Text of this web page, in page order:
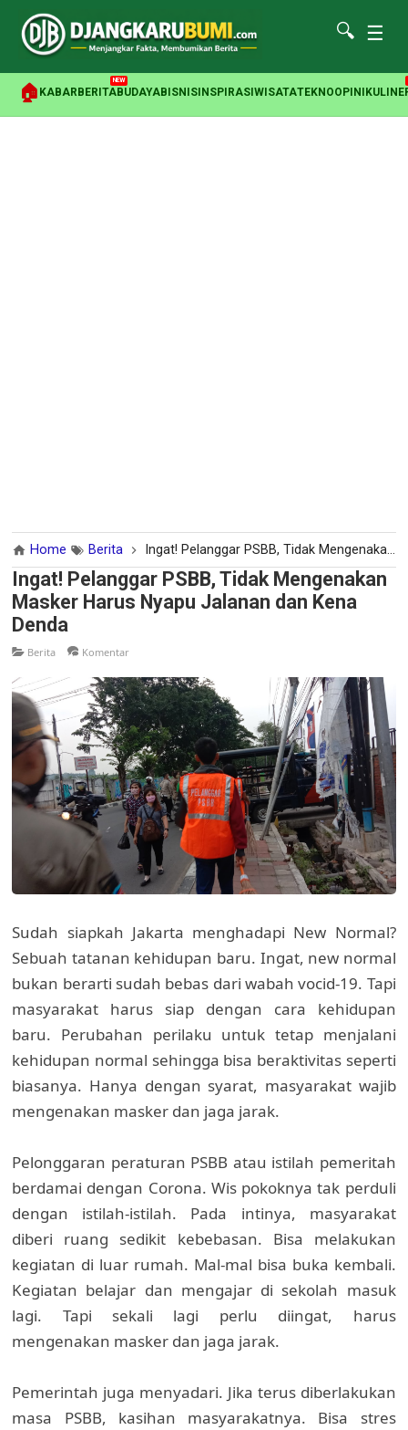
🔍 ☰
🏠 KABAR BERITA
NEW
BUDAYABISNIS INSPIRASI WISATATEKNOOPINI
Home Berita Ingat! Pelanggar PSBB, Tidak Mengenakan Masker Harus Nyapu Jalanan dan Kena Denda
Ingat! Pelanggar PSBB, Tidak Mengenakan
Masker Harus Nyapu Jalanan dan Kena
Denda
Berita Komentar
Sudah siapkah Jakarta menghadapi New Normal?
Sebuah tatanan kehidupan baru. Ingat, new normal
bukan berarti sudah bebas dari wabah vocid-19. Tapi
masyarakat harus siap dengan cara kehidupan
baru. Perubahan perilaku untuk tetap menjalani
kehidupan normal sehingga bisa beraktivitas seperti
biasanya. Hanya dengan syarat, masyarakat wajib
mengenakan masker dan jaga jarak.
Pelonggaran peraturan PSBB atau istilah pemeritah
berdamai dengan Corona. Wis pokoknya tak perduli
dengan istilah-istilah. Pada intinya, masyarakat
diberi ruang sedikit kebebasan. Bisa melakukan
kegiatan di luar rumah. Mal-mal bisa buka kembali.
Kegiatan belajar dan mengajar di sekolah masuk
lagi. Tapi sekali lagi perlu diingat, harus
mengenakan masker dan jaga jarak.
Pemerintah juga menyadari. Jika terus diberlakukan
masa PSBB, kasihan masyarakatnya. Bisa stres